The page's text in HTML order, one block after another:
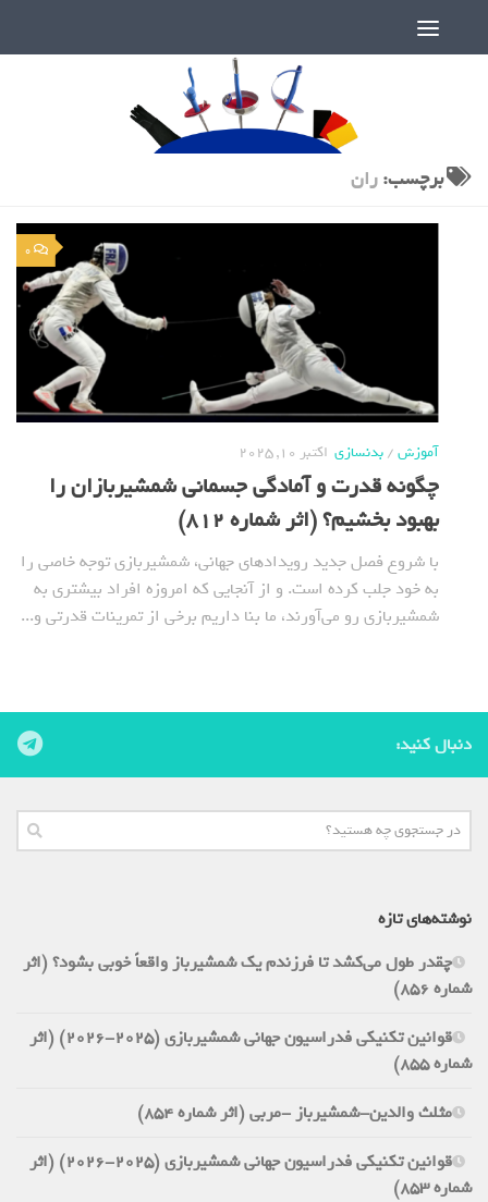
برچسب:ران
0
آموزش/بدنسازی اکتبر 10, 2025
چگونه قدرت و آمادگی جسمانی شمشیربازان را
بهبود بخشیم؟ (اثر شماره 812)
با شروع فصل جدید رویدادهای جهانی، شمشیربازی توجه خاصی را
به خود جلب کرده است. و از آنجایی که امروزه افراد بیشتری به
شمشیربازی رو می‌آورند، ما بنا داریم برخی از تمرینات قدرتی و...
دنبال کنید:
نوشته‌های تازه
چقدر طول می‌کشد تا فرزندم یک شمشیرباز واقعاً خوبی بشود؟ (اثر
شماره 856)
قوانین تکنیکی فدراسیون جهانی شمشیربازی (2025-2026) (اثر
شماره 855)
مثلث والدین-شمشیرباز -مربی (اثر شماره 854)
قوانین تکنیکی فدراسیون جهانی شمشیربازی (2025-2026) (اثر
شماره 853)